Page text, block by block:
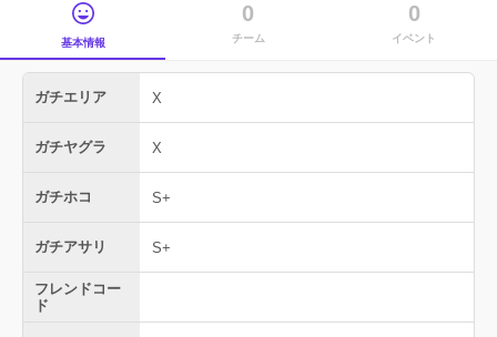
基本情報
0
チーム
0
イベント
ガチエリア X
ガチヤグラ X
ガチホコ S+
ガチアサリ S+
フレンドコー
ド